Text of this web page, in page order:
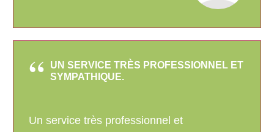
UN SERVICE TRÈS PROFESSIONNEL ET
SYMPATHIQUE.
Un service très professionnel et